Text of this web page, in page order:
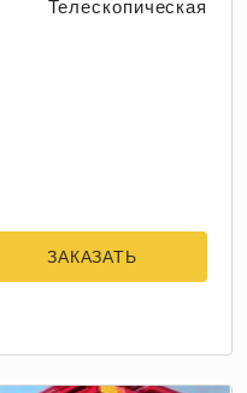
Телескопическая
ЗАКАЗАТЬ